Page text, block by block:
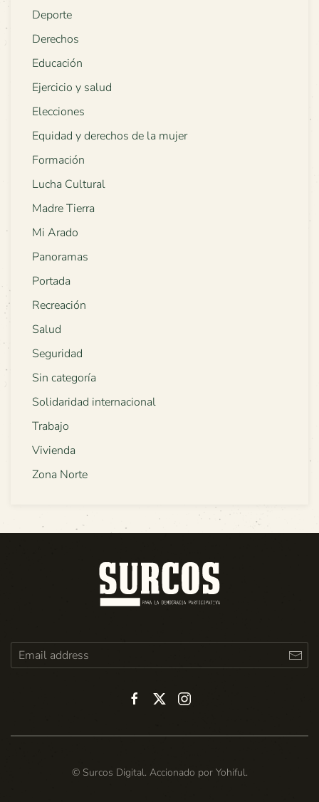
Deporte
Derechos
Educación
Ejercicio y salud
Elecciones
Equidad y derechos de la mujer
Formación
Lucha Cultural
Madre Tierra
Mi Arado
Panoramas
Portada
Recreación
Salud
Seguridad
Sin categoría
Solidaridad internacional
Trabajo
Vivienda
Zona Norte
© Surcos Digital. Accionado por Yohiful.